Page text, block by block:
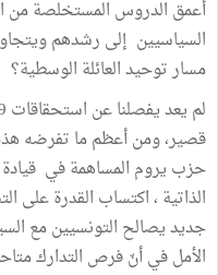
أعمق الدروس المستخلصة من
السياسيين إلى رشدهم
مسار توحيد العائلة الوسطية؟
قصير، ومن أعظم ما تفرضه
حزب يروم المساهمة في قيادة
الذاتية ، اكتساب القدرة على
جديد يصالح التونسيين مع
الأمل في أنّ فرص التدارك